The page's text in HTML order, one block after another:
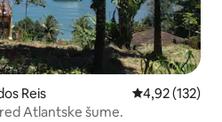
Reis Prosječna
4,92 (132)
Atlantske šume.